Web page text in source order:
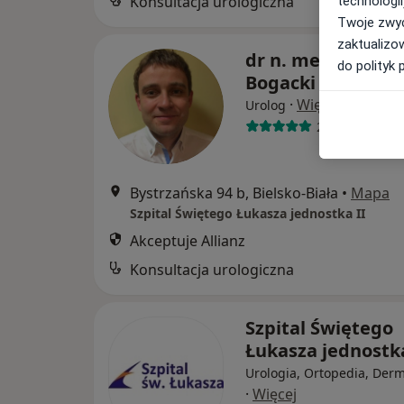
dr n. med. Rafał
Bogacki
Urolog · Więcej
224 opinie
Bystrzańska 94 b, Bielsko-Biała • Mapa
Szpital Świętego Łukasza jednostka II
Akceptuje Allianz
Konsultacja urologiczna
Szpital Świętego
Łukasza
Urologia, Ortopedia,
· Więcej
Twoje
do polityk